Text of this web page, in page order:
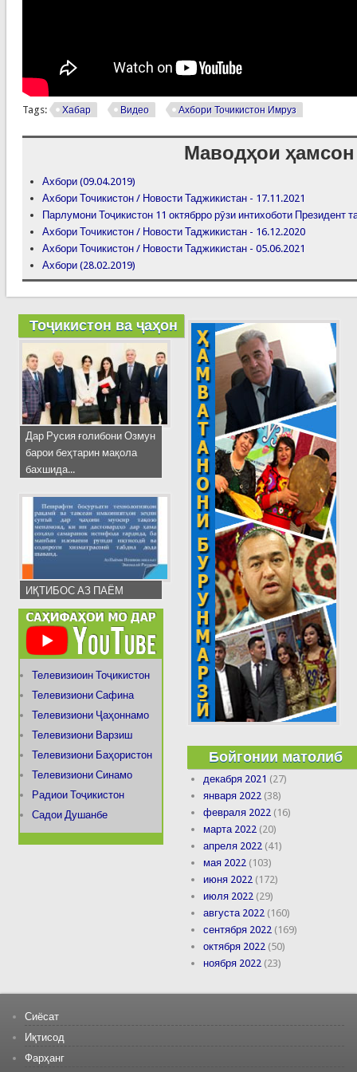
Tags: Хабар Видео Ахбори Точикистон Имруз
Маводҳои ҳамсон
Ахбори (09.04.2019)
Ахбори Точикистон / Новости Таджикистан - 17.11.2021
Парлумони Тоҷикистон 11 октябрро рӯзи интихоботи Президент
Ахбори Точикистон / Новости Таджикистан - 16.12.2020
Ахбори Точикистон / Новости Таджикистан - 05.06.2021
Ахбори (28.02.2019)
Тоҷикистон ва ҷаҳон
Дар Русия ғолибони Озмун
барои беҳтарин мақола
бахшида...
ИҚТИБОС АЗ ПАЁМ
Телевизиоин Тоҷикистон
Телевизиони Сафина
Телевизиони Ҷаҳоннамо
Телевизиони Варзиш
Телевизиони Баҳористон
Телевизиони Синамо
Радиои Тоҷикистон
Садои Душанбе
Бойгонии матолиб
декабря 2021 (27)
января 2022 (38)
февраля 2022 (16)
марта 2022 (20)
апреля 2022 (41)
мая 2022 (103)
июня 2022 (172)
июля 2022 (29)
августа 2022 (160)
сентября 2022 (169)
октября 2022 (50)
ноября 2022 (23)
Сиёсат
Иқтисод
Фарҳанг